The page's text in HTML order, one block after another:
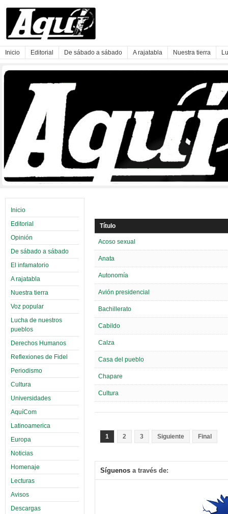
Inicio Editorial De sábado a sábado A rajatabla Nuestra tierra
Inicio
Editorial
Opinión
De sábado a sábado
El infamatorio
A rajatabla
Nuestra tierra
Voz popular
Lucha de nuestros
pueblos
Derechos Humanos
Reflexiones de Fidel
Periodismo
Cultura
Universidades
AquíCom
Latinoamerica
Europa
Noticias
Homenaje
Lecturas
Avisos
Descargas
Título
Acoso sexual
Anata
Autonomía
Avión presidencial
Bachillerato
Cabildo
Calza
Casa del pueblo
Chapare
Cultura
1 2 3 Siguiente Final
Síguenos a través de: